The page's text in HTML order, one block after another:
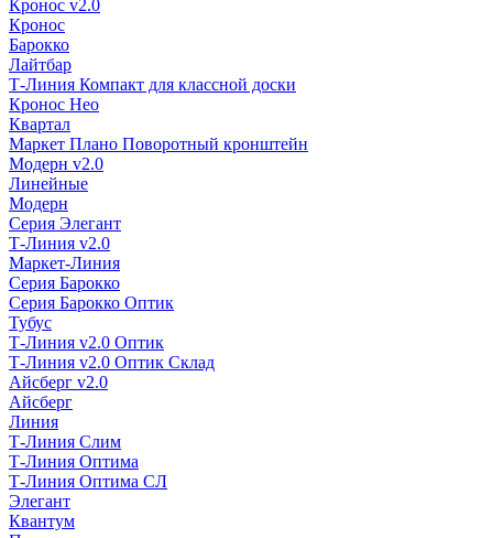
Кронос v2.0
Кронос
Барокко
Лайтбар
Т-Линия Компакт для классной доски
Кронос Нео
Квартал
Маркет Плано Поворотный кронштейн
Модерн v2.0
Линейные
Модерн
Серия Элегант
Т-Линия v2.0
Маркет-Линия
Серия Барокко
Серия Барокко Оптик
Тубус
Т-Линия v2.0 Оптик
Т-Линия v2.0 Оптик Склад
Айсберг v2.0
Айсберг
Линия
Т-Линия Слим
Т-Линия Оптима
Т-Линия Оптима СЛ
Элегант
Квантум